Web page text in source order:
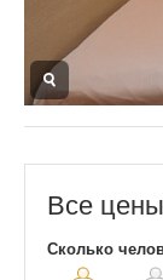
Все
Сколько